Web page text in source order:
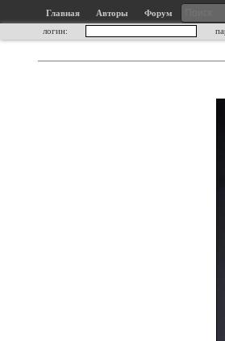
Главная Авторы
Форум
логин: